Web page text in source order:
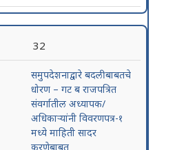
32
समुपदेशनाद्वारे बदलीबाबतचे
धोरण – गट ब राजपत्रित
संवर्गातील अध्यापक/
अधिकाऱ्यांनी विवरणपत्र-१
मध्ये माहिती सादर
करणेबाबत